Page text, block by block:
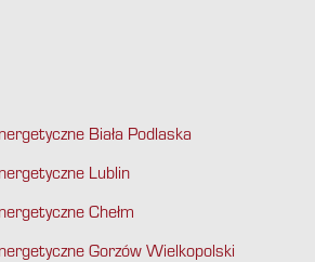
Biała Podlaska
Lublin
Chełm
Gorzów Wielkopolski